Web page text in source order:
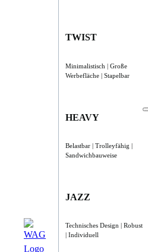
TWIST
Minimalistisch | Große
Werbefläche | Stapelbar
HEAVY
Belastbar | Trolleyfähig |
Sandwichbauweise
JAZZ
Technisches Design | Robust
| Individuell